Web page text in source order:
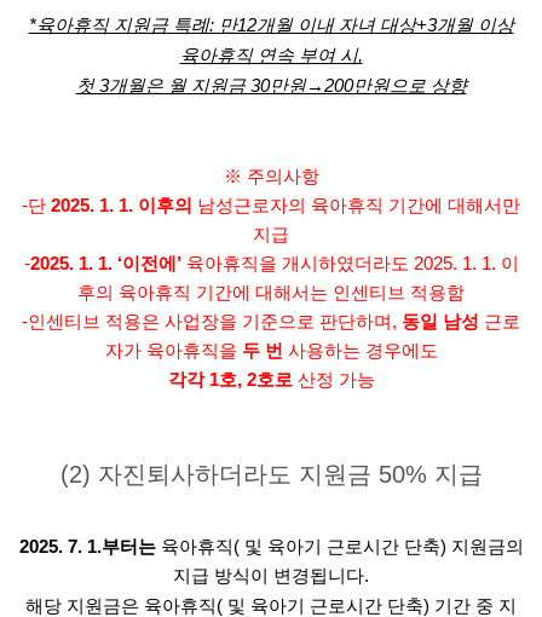
*육아휴직 지원금 특례: 만12개월 이내 자녀 대상+3개월 이상
육아휴직 연속 부여 시,
첫 3개월은 월 지원금 30만원→200만원으로 상향
※ 주의사항
-단 2025. 1. 1. 이후의 남성근로자의 육아휴직 기간에 대해서만
지급
-2025. 1. 1. ‘이전에’육아휴직을 개시하였더라도 2025. 1. 1. 이
후의 육아휴직 기간에 대해서는 인센티브 적용함
-인센티브 적용은 사업장을 기준으로 판단하며, 동일 남성 근로
자가 육아휴직을 두 번 사용하는 경우에도
각각 1호, 2호로 산정 가능
(2) 자진퇴사하더라도 지원금 50% 지급
2025. 7. 1.부터는육아휴직( 및 육아기 근로시간 단축) 지원금의
지급 방식이 변경됩니다.
해당 지원금은 육아휴직( 및 육아기 근로시간 단축) 기간 중 지